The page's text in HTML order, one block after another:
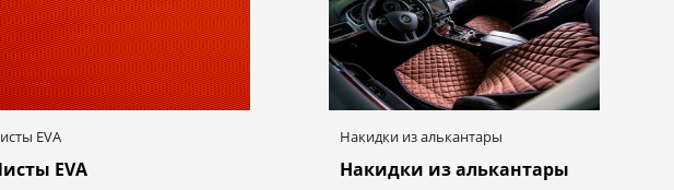
EVA
EVA
Накидки из алькантары
Накидки из алькантары